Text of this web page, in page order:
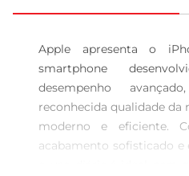
Apple apresenta o
smartphone
desempenho
reconhecida qualidade da
moderno e eficiente.
acabamento sofisticado e